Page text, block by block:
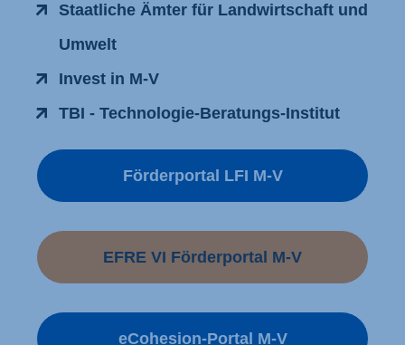
Staatliche Ämter für Landwirtschaft und
Umwelt
Invest in M-V
TBI - Technologie-Beratungs-Institut
Förderportal LFI M-V
EFRE VI Förderportal M-V
eCohesion-Portal M-V